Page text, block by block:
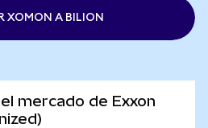
XOMON A BILION
mercado de Exxon